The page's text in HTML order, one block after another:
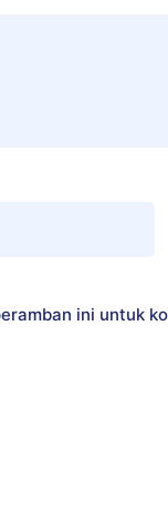
ini untuk